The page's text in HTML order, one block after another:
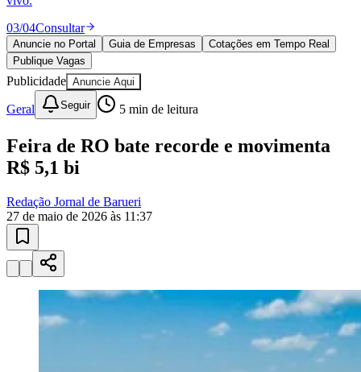
Vitória
Anuncie no Portal
Publique Vagas
Publicidade Anuncie Aqui
Geral Seguir 5min de leitura
Feira de RO bate recorde e movimenta
Redação Jornal de Barueri
27 de maio de 2026 às 11:37